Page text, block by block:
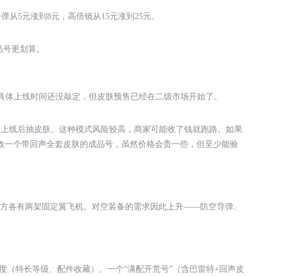
5元涨到8元，高倍镜从15元涨到25元。
更划算。
体上线时间还没敲定，但皮肤预售已经在二级市场开始了。
线后抽皮肤。这种模式风险较高，商家可能收了钱就跑路。如果
个带回声全套皮肤的成品号，虽然价格会贵一些，但至少能验
各有两架固定翼飞机。对空装备的需求因此上升——防空导弹、
特长等级、配件收藏）。一个“满配开荒号”（含巴雷特+回声皮